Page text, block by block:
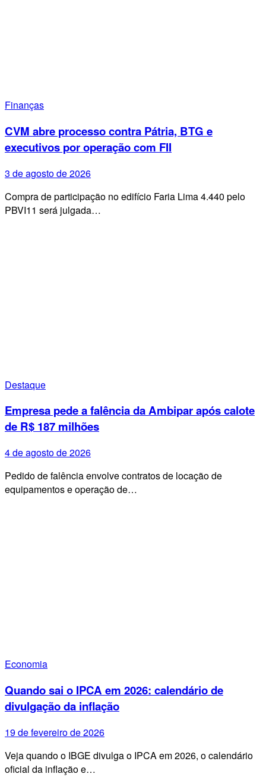
Finanças
CVM abre processo contra Pátria, BTG e
executivos por operação com FII
3 de agosto de 2026
Compra de participação no edifício Faria Lima 4.440 pelo
PBVI11 será julgada…
Destaque
Empresa pede a falência da Ambipar após calote
de R$ 187 milhões
4 de agosto de 2026
Pedido de falência envolve contratos de locação de
equipamentos e operação de…
Economia
Quando sai o IPCA em 2026: calendário de
divulgação da inflação
19 de fevereiro de 2026
Veja quando o IBGE divulga o IPCA em 2026, o calendário
oficial da inflação e…